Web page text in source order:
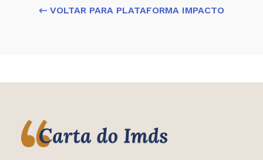
← VOLTAR PARA PLATAFORMA IMPACTO